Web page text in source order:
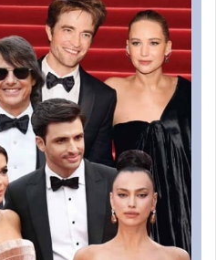
сразу после выхода из
ежемесячный рост (рост на
и рост до 74%
и ресторанном секторах).
конечно же, следует
изоляции в указанном
пришло частичное
деятельности.
поддержки бизнеса,
снизилось по